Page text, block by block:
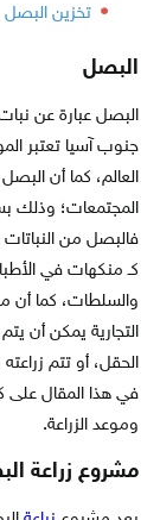
تخزين البصل
البصل
البصل عبارة عن
جنوب آسيا تعتبر
العالم، كما أن
المجتمعات؛ وذلك
فالبصل من
كـ منكهات في
والسلطات، كما أن
التجارية يمكن أن
في هذا المقال على
وموعد الزراعة.
مشروع زراعة